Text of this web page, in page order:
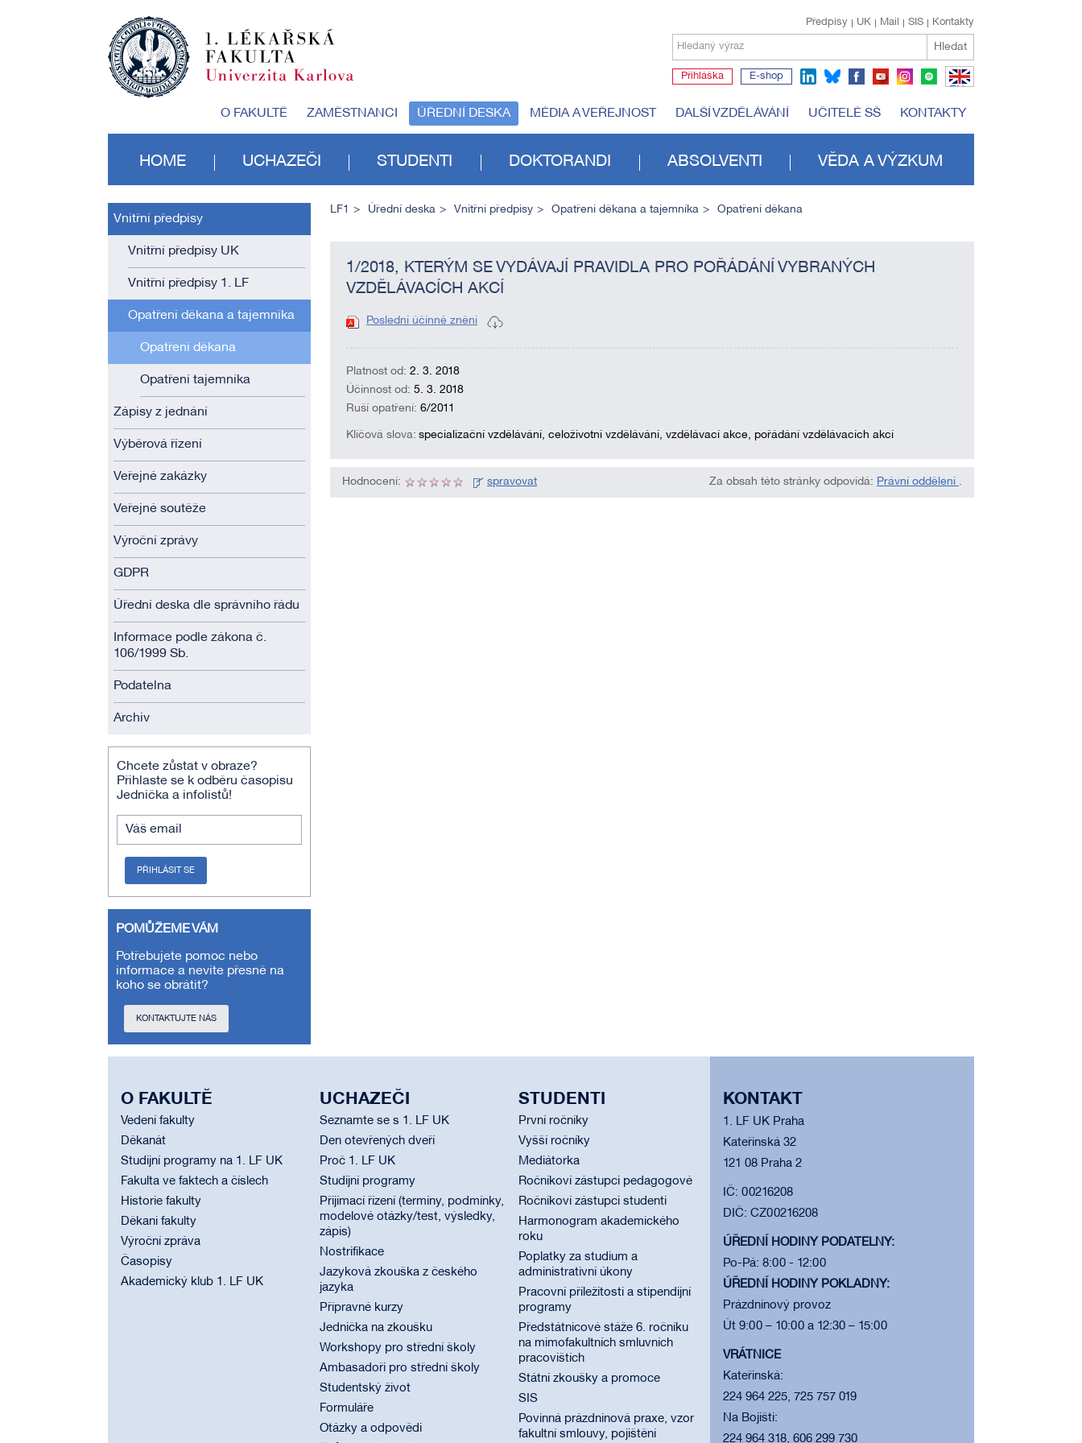
Kontakty
SIS
Mail
UK
Předpisy
Hledaný výraz Hledat
Přihláška E-shop
EN
O FAKULTĚ ZAMĚSTNANCI ÚŘEDNÍ DESKA MÉDIA A VEŘEJNOST DALŠÍ VZDĚLÁVÁNÍ UČITELÉ SŠ KONTAKTY
HOME UCHAZEČI STUDENTI DOKTORANDI ABSOLVENTI VĚDA A VÝZKUM
Vnitřní předpisy
Vnitřní předpisy UK
Vnitřní předpisy 1. LF
Opatření děkana a tajemníka
Opatření děkana
Opatření tajemníka
Zápisy z jednání
Výběrová řízení
Veřejné zakázky
Veřejné soutěže
Výroční zprávy
GDPR
Úřední deska dle správního řádu
Informace podle zákona č.
106/1999 Sb.
Podatelna
Archiv
Chcete zůstat v obraze?
Přihlaste se k odběru časopisu
Jednička a infolistů!
Váš email
PŘIHLÁSIT SE
POMŮŽEME VÁM
Potřebujete pomoc nebo
informace a nevíte přesně na
koho se obrátit?
KONTAKTUJTE NÁS
LF1 Úřední deska Vnitřní předpisy Opatření děkana a tajemníka Opatření děkana
1/2018, KTERÝM SE VYDÁVAJÍ PRAVIDLA PRO POŘÁDÁNÍ VYBRANÝCH
VZDĚLÁVACÍCH AKCÍ
Poslední účinné znění
Platnost od: 2. 3. 2018
Účinnost od: 5. 3. 2018
Ruší opatření: 6/2011
Klíčová slova: specializační vzdělávání, celoživotní vzdělávání, vzdělávací akce, pořádání vzdělávacích akcí
Hodnocení: spravovat Za obsah této stránky odpovídá: Právní oddělení .
O FAKULTĚ
Vedení fakulty
Děkanát
Studijní programy na 1. LF UK
Fakulta ve faktech a číslech
Historie fakulty
Děkani fakulty
Výroční zpráva
Časopisy
Akademický klub 1. LF UK
UCHAZEČI
Seznamte se s 1. LF UK
Den otevřených dveří
Proč 1. LF UK
Studijní programy
Přijímací řízení (termíny, podmínky,
modelové otázky/test, výsledky,
zápis)
Nostrifikace
Jazyková zkouška z českého
jazyka
Přípravné kurzy
Jednička na zkoušku
Workshopy pro střední školy
Ambasadoři pro střední školy
Studentský život
Formuláře
Otázky a odpovědi
STUDENTI
První ročníky
Vyšší ročníky
Mediátorka
Ročníkoví zástupci pedagogové
Ročníkoví zástupci studenti
Harmonogram akademického
roku
Poplatky za studium a
administrativní úkony
Pracovní příležitosti a stipendijní
programy
Předstátnicové stáže 6. ročníku
na mimofakultních smluvních
pracovištích
Státní zkoušky a promoce
SIS
Povinná prázdninová praxe, vzor
fakultní smlouvy, pojištění
KONTAKT
1. LF UK Praha
Kateřinská 32
121 08 Praha 2
IČ: 00216208
DIČ: CZ00216208
ÚŘEDNÍ HODINY PODATELNY:
Po-Pá: 8:00 - 12:00
ÚŘEDNÍ HODINY POKLADNY:
Prázdninový provoz
Út 9:00 – 10:00 a 12:30 – 15:00
VRÁTNICE
Kateřinská:
224 964 225, 725 757 019
Na Bojišti:
224 964 318, 606 299 730